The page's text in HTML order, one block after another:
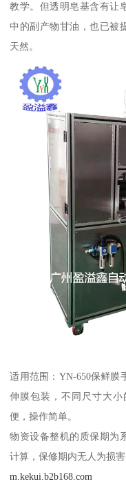
教学。但透明皂基含有让
中的副产物甘油，也已被
天然。
适用范围：YN-650保鲜膜
伸膜包装，不同尺寸大
便，操作简单。
物资设备整机的质保期为
计算，保修期内无人为损
m.kekui.b2b168.com